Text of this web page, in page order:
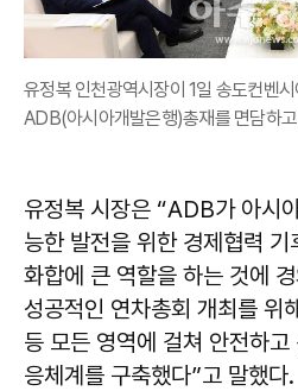
유정복 인천광역시장이 1일 송도컨벤
ADB(아시아개발은행)총재를 면담하
유정복 시장은 “ADB가 아시
능한 발전을 위한 경제협력
화합에 큰 역할을 하는 것에
성공적인 연차총회 개최를 위
등 모든 영역에 걸쳐 안전하
응체계를 구축했다”고 말했다.